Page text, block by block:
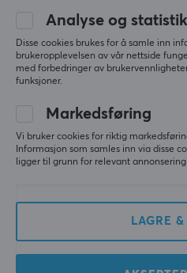
349 kr
Analyse og
Disse cookies brukes for å samle inn
brukeropplevelsen av vår nettside
med forbedringer av
funksjoner.
Markedsføring
Vi bruker cookies for riktig
Informasjon som samles inn via disse
ligger til grunn for relevant
LAGRE